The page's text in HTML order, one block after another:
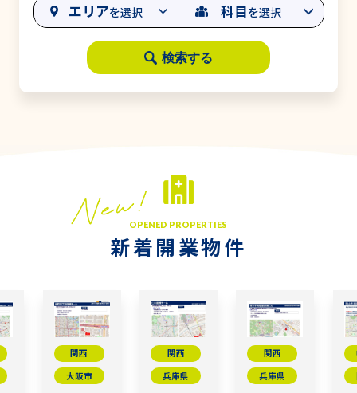
エリアを選択 科目を選択
検索する
OPENED PROPERTIES
新着開業物件
関西
大阪市
関西
兵庫県
関西
兵庫県